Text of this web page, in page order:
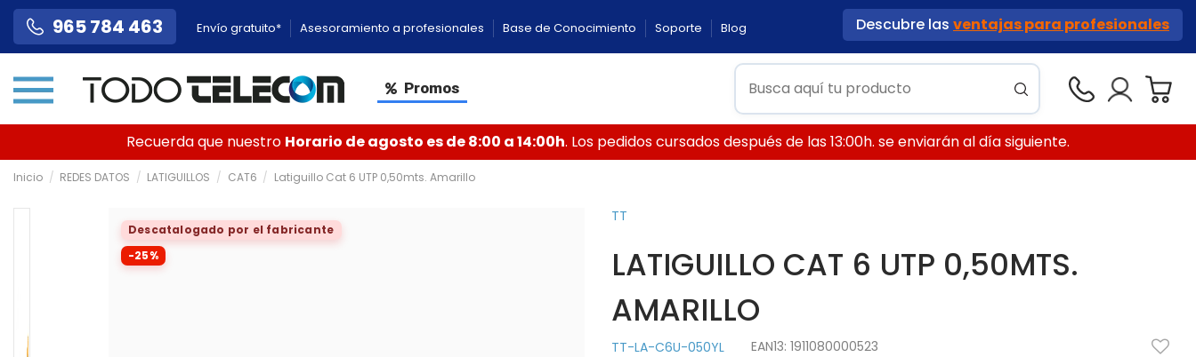
965 784 463 Envío gratuito* Asesoramiento a profesionales Base de Conocimiento Soporte Blog Descubre las ventajas para profesionales
Promos
Recuerda que nuestro Horario de agosto es de 8:00 a 14:00h. Los pedidos cursados después de las 13:00h. se enviarán al día siguiente.
Inicio REDES DATOS LATIGUILLOS CAT6 Latiguillo Cat 6 UTP 0,50mts. Amarillo
Descatalogado por el fabricante
-25%
TT
LATIGUILLO CAT 6 UTP 0,50MTS.
AMARILLO
TT-LA-C6U-050YL EAN13: 1911080000523